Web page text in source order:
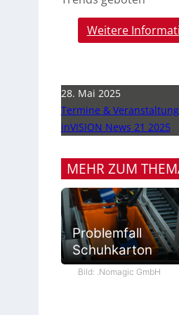
Weitere
28. Mai 2025
Termine &
inVISION News 21 2025
MEHR ZUM
Problemfall
Schuhkarton
Bild: .Nomagic GmbH